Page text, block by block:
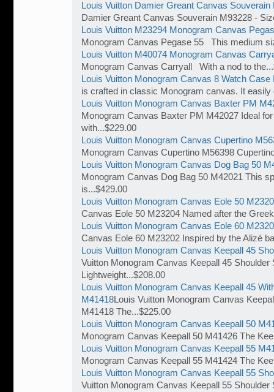
Louis Vuitton Damier Greant Canvas Souverain
Damier Greant Canvas Souverain M93228 -
Louis Vuitton M23294 Monogram Canvas
Monogram Canvas Pegase 55 This medium
Louis Vuitton M40074 Monogram Canvas
Monogram Canvas Carryall With a nod to
Louis Vuitton Monogram Canvas 8 Watch Case
is crafted in classic Monogram canvas. It easily
Louis Vuitton Monogram Canvas Baxter PM
Monogram Canvas Baxter PM M42027 Ideal
with...$229.00
Louis Vuitton Monogram Canvas Cupertino
Monogram Canvas Cupertino M56398
Louis Vuitton Monogram Canvas Dog Bag 50
Monogram Canvas Dog Bag 50 M42021 This
is...$429.00
Louis Vuitton Monogram Canvas Eole 50
Canvas Eole 50 M23204 Named after the
Louis Vuitton Monogram Canvas Eole 60
Canvas Eole 60 M23202 Inspired by the Alizé
Louis Vuitton Monogram Canvas Keepall 45
Vuitton Monogram Canvas Keepall 45 Shoulder
Lightweight...$208.00
Louis Vuitton Monogram Canvas Keepall 45
M41418 Louis Vuitton Monogram Canvas
M41418 The...$225.00
Louis Vuitton Monogram Canvas Keepall 50
Monogram Canvas Keepall 50 M41426 The
Louis Vuitton Monogram Canvas Keepall 55
Monogram Canvas Keepall 55 M41424 The
Louis Vuitton Monogram Canvas Keepall 55
Vuitton Monogram Canvas Keepall 55 Shoulder